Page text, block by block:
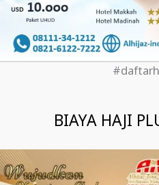
BIAYA HAJI